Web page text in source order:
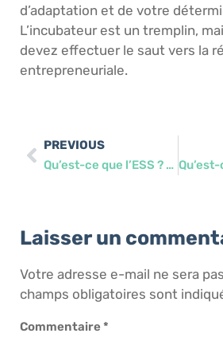
d’adaptation et de votre
L’incubateur est un tremplin,
devez effectuer le saut vers la
entrepreneuriale.
PREVIOUS
Qu’est-ce que l’ESS ? Définition et principes de l’Économie Sociale et Solidaire
Laisser un
Votre adresse e-mail ne sera
champs obligatoires sont
Commentaire*